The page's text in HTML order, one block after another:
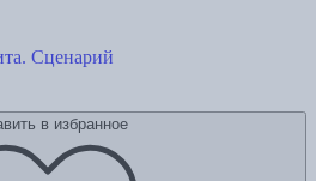
Сценарий
в избранное